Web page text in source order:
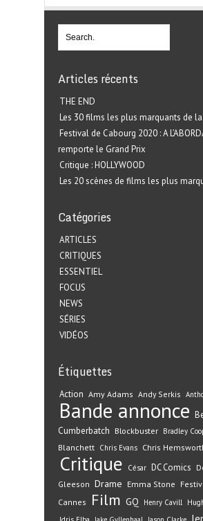
Articles récents
THE END
Les 30 films les plus marquants de
Festival de Cabourg 2020 : A
remporte le Grand Prix
Critique : HOLLYWOOD
Les 20 scènes de films les plus
Catégories
ARTICLES
CRITIQUES
ESSENTIEL
FOCUS
NEWS
SÉRIES
VIDÉOS
Étiquettes
Action Amy Adams Andy Serkis
Bande annonce
Cumberbatch Blockbuster Bradley
Blanchett Chris Evans Chris
Critique César DC Comics
Gleeson Drame Emma Stone
Cannes
Film GQ Henry Cavill